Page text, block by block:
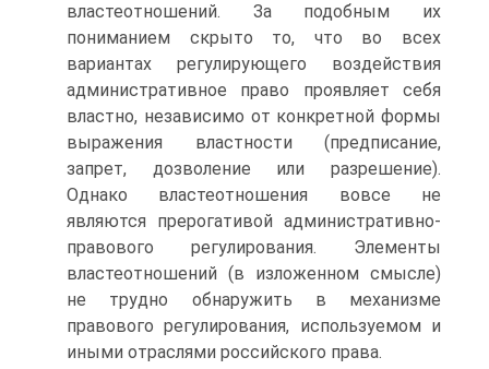
властеотношений. За подобным их
пониманием скрыто то, что во всех
вариантах регулирующего воздействия
административное право проявляет себя
властно, независимо от конкретной формы
выражения властности (предписание,
запрет, дозволение или разрешение).
Однако властеотношения вовсе не
являются прерогативой административно-
правового регулирования. Элементы
властеотношений (в изложенном смысле)
не трудно обнаружить в механизме
правового регулирования, используемом и
иными отраслями российского права.